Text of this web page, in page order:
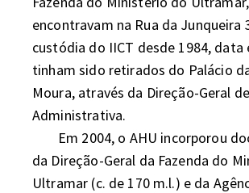
encontravam na Rua da Junqueira
custódia do IICT desde 1984, data
tinham sido retirados do Palácio
Moura, através da Direção-Geral
Administrativa.
da Direção-Geral da Fazenda do
Ultramar (c. de 170 m.l.) e da